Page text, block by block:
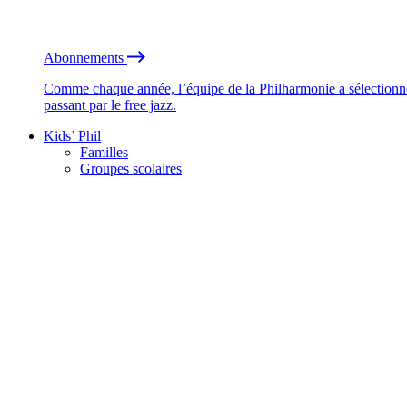
Abonnements
Comme chaque année, l’équipe de la Philharmonie a
passant par le free jazz.
Kids’ Phil
Familles
Groupes scolaires